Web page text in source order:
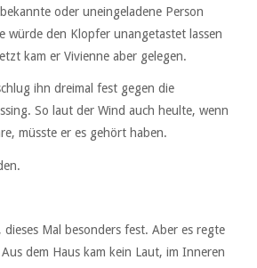
oder uneingeladene Person
würde den Klopfer unangetastet lassen
kam er Vivienne aber gelegen.
ihn dreimal fest gegen die
So laut der Wind auch heulte, wenn
müsste er es gehört haben.
Mal besonders fest. Aber es regte
dem Haus kam kein Laut, im Inneren